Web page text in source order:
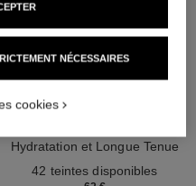
les beiges fond de teint
Hydratation et Longue Tenue
42 teintes disponibles
NÉCESSAIRES
cookies